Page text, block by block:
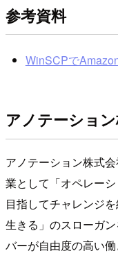
参考資料
WinSCPで
アノテーショ
アノテーション株式
業として「オペレー
目指してチャレンジ
生きる」のスローガ
バーが自由度の高い